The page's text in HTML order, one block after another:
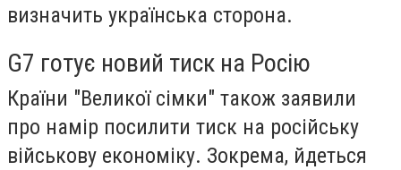
визначить українська сторона.
G7 готує новий тиск на Росію
Країни "Великої сімки" також заявили
про намір посилити тиск на російську
військову економіку. Зокрема, йдеться